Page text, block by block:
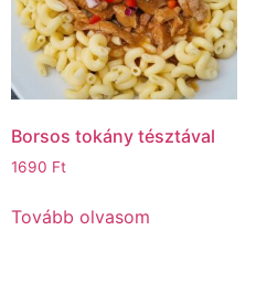
Borsos tokány tésztával
1690 Ft
Tovább olvasom